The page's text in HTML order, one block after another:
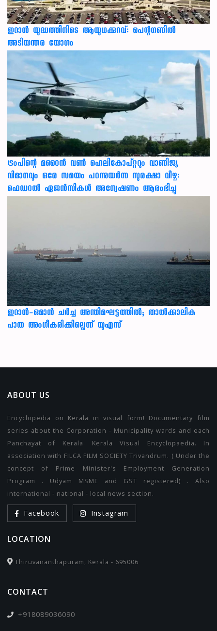
ഇറാന്‍ യുദ്ധത്തിനിടെ ആയുധക്കുറവ്: പെന്റഗണില്‍
അടിയന്തര യോഗം
ട്രംപിന്റെ മറൈന്‍ വണ്‍ ഹെലികോപ്റ്ററും വാണിജ്യ
വിമാനവും ഒരേ സമയം പറന്നുയര്‍ന്ന സുരക്ഷാ വീഴ്ച:
ഫെഡറല്‍ ഏജന്‍സികള്‍ അന്വേഷണം ആരംഭിച്ചു
ഇറാന്‍-ഒമാന്‍ ചര്‍ച്ച അന്തിമഘട്ടത്തില്‍; താല്‍ക്കാലിക
പാത അംഗീകരിക്കില്ലെന്ന് യുഎസ്
ABOUT US
Encyclopedia on Kerala in visual form! Documentary film
series about the Corporation - Municipality wards and each
Panchayat of Kerala. Kerala Visual Encyclopaedia. In
association with FILCA FILM SOCIETY Trivandrum. ( Under the
concept of Prime Minister's Employment Generation
Program . Udyam MSME and GST registered) . Also
international - national - local news section.
Facebook Instagram
LOCATION
Thiruvananthapuram, Kerala - 695006
CONTACT
+918089036090